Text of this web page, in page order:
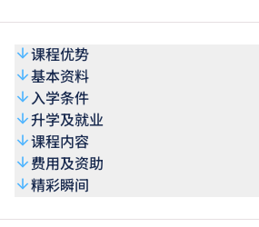
课程优势
基本资料
入学条件
升学及就业
课程内容
费用及资助
精彩瞬间